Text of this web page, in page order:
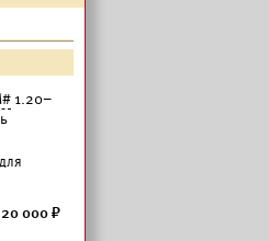
1.20–
20 000